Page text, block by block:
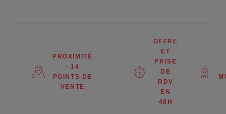
PROXIMITÉ
- 14
POINTS DE
VENTE
OFFRE
ET
PRISE
DE
RDV
EN
48H